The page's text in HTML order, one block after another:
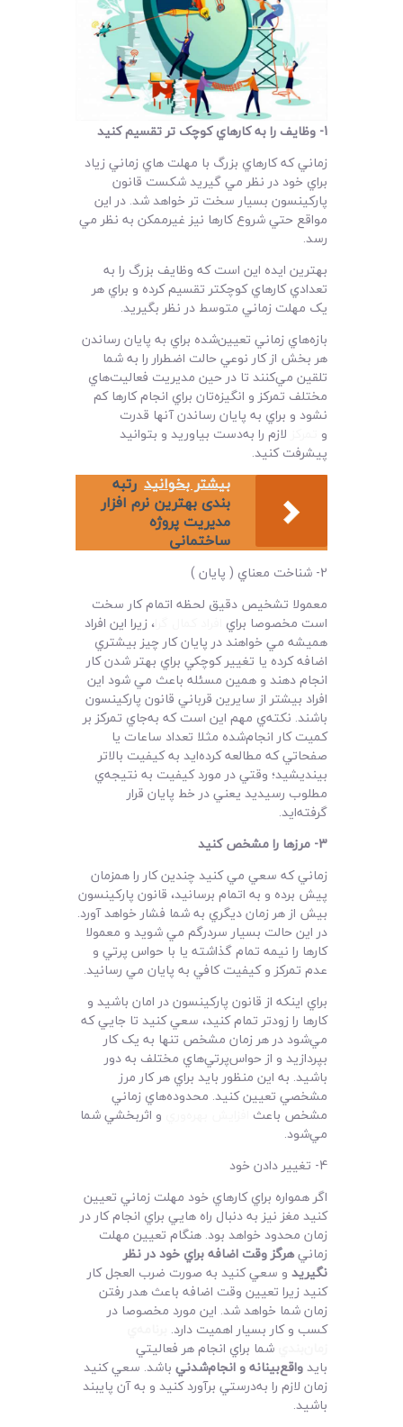
1- وظايف را به کارهاي کوچک تر تقسيم کنيد
زماني که کارهاي بزرگ با مهلت هاي زماني زياد
براي خود در نظر مي گيريد شکست قانون
پارکينسون بسيار سخت تر خواهد شد. در اين
مواقع حتي شروع کارها نيز غيرممکن به نظر مي
رسد.
بهترين ايده اين است که وظايف بزرگ را به
تعدادي کارهاي کوچکتر تقسيم کرده و براي هر
يک مهلت زماني متوسط در نظر بگيريد.
بازه‌هاي زماني تعيين‌شده براي به پايان رساندن
هر بخش از کار نوعي حالت اضطرار را به شما
تلقين مي‌کنند تا در حين مديريت فعاليت‌هاي
مختلف تمرکز و انگيزه‌‌‌تان براي انجام کارها کم
نشود و براي به پايان رساندن آنها قدرت
و
لازم را به‌دست بياوريد و بتوانيد
پيشرفت کنيد.
بیشتر بخوانید رتبه
بندی بهترین نرم افزار
مدیریت پروژه
ساختمانی
2- شناخت معناي ( پايان )
معمولا تشخيص دقيق لحظه اتمام کار سخت
است مخصوصا براي
، زيرا اين افراد
هميشه مي خواهند در پايان کار چيز بيشتري
اضافه کرده يا تغيير کوچکي براي بهتر شدن کار
انجام دهند و همين مسئله باعث مي شود اين
افراد بيشتر از سايرين قرباني قانون پارکينسون
باشند. نکته‌ي مهم اين است که به‌جاي تمرکز بر
کميت کار انجام‌شده مثلا تعداد ساعات يا
صفحاتي که مطالعه کرده‌ايد به کيفيت بالاتر
بينديشيد؛ وقتي در مورد کيفيت به نتيجه‌ي
مطلوب رسيديد يعني در خط پايان قرار
گرفته‌ايد.
3- مرزها را مشخص کنيد
زماني که سعي مي کنيد چندين کار را همزمان
پيش برده و به اتمام برسانيد، قانون پارکينسون
بيش از هر زمان ديگري به شما فشار خواهد آورد.
در اين حالت بسيار سردرگم مي شويد و معمولا
کارها را نيمه تمام گذاشته يا با حواس پرتي و
عدم تمرکز و کيفيت کافي به پايان مي رسانيد.
براي اينکه از قانون پارکينسون در امان باشيد و
کارها را زودتر تمام کنيد، سعي کنيد تا جايي که
مي‌شود در هر زمان مشخص تنها به يک کار
بپردازيد و از حواس‌پرتي‌هاي مختلف به دور
باشيد. به اين منظور بايد براي هر کار مرز
مشخصي تعيين کنيد. محدوده‌هاي زماني
مشخص باعث
و اثربخشي شما
مي‌شود.
4- تغيير دادن خود
اگر همواره براي کارهاي خود مهلت زماني تعيين
کنيد مغز نيز به دنبال راه هايي براي انجام کار در
زمان محدود خواهد بود. هنگام تعيين مهلت
زمانيهرگز وقت اضافه براي خود در نظر
نگيريد و سعي کنيد به صورت ضرب العجل کار
کنيد زيرا تعيين وقت اضافه باعث هدر رفتن
زمان شما خواهد شد. اين مورد مخصوصا در
کسب و کار بسيار اهميت دارد.
شما براي انجام هر فعاليتي
بايدواقع‌بينانه و انجام‌شدني باشد. سعي کنيد
زمان لازم را به‌درستي برآورد کنيد و به آن پايبند
باشيد.